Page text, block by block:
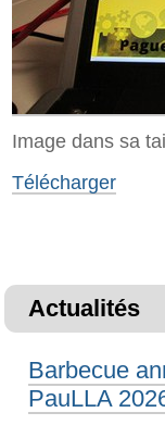
Image dans sa
Télécharger
Actualités
Barbecue
PauLLA